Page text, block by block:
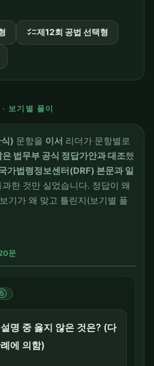
checklist제12회 공법 선택형
보기별 풀이
) 문항을 이서 리더가 문항별로
은 법무부 공식 정답가안과 대조했
가법령정보센터(DRF) 본문과 일
한 것만 실었습니다. 정답이 왜
기가 왜 맞고 틀린지(보기별 풀
문
⑤
명 중 옳지 않은 것은? (다
에 의함)